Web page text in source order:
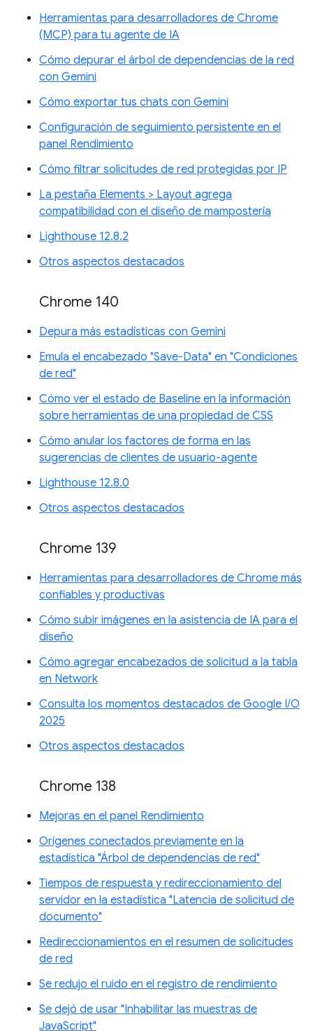
Herramientas para desarrolladores de Chrome
(MCP) para tu agente de IA
Cómo depurar el árbol de dependencias de la red
con Gemini
Cómo exportar tus chats con Gemini
Configuración de seguimiento persistente en el
panel Rendimiento
Cómo filtrar solicitudes de red protegidas por IP
La pestaña Elements > Layout agrega
compatibilidad con el diseño de mampostería
Lighthouse 12.8.2
Otros aspectos destacados
Chrome 140
Depura más estadísticas con Gemini
Emula el encabezado "Save-Data" en "Condiciones
de red"
Cómo ver el estado de Baseline en la información
sobre herramientas de una propiedad de CSS
Cómo anular los factores de forma en las
sugerencias de clientes de usuario-agente
Lighthouse 12.8.0
Otros aspectos destacados
Chrome 139
Herramientas para desarrolladores de Chrome más
confiables y productivas
Cómo subir imágenes en la asistencia de IA para el
diseño
Cómo agregar encabezados de solicitud a la tabla
en Network
Consulta los momentos destacados de Google I/O
2025
Otros aspectos destacados
Chrome 138
Mejoras en el panel Rendimiento
Orígenes conectados previamente en la
estadística "Árbol de dependencias de red"
Tiempos de respuesta y redireccionamiento del
servidor en la estadística "Latencia de solicitud de
documento"
Redireccionamientos en el resumen de solicitudes
de red
Se redujo el ruido en el registro de rendimiento
Se dejó de usar "Inhabilitar las muestras de
JavaScript"